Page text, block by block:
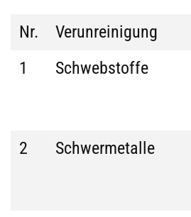
Nr. Verunreinigung
1
Schwebstoffe
2
Schwermetalle